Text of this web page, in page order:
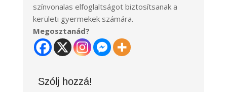
színvonalas elfoglaltságot biztosítsanak a
kerületi gyermekek számára.
Megosztanád?
Szólj hozzá!